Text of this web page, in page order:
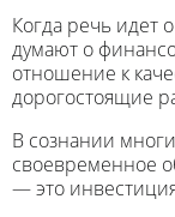
Когда речь идет
думают о
отношение к
дорогостоящие
В сознании
своевременное
— это